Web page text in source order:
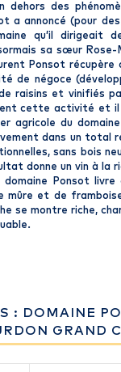
dehors des
a annoncé (pour
qu’il dirigeait
sa sœur Rose-
Ponsot récupère
de négoce
raisins et vinifiés
cette activité et il
agricole du
dans un total
sans bois
donne un vin à la
domaine Ponsot
mûre et de
se montre riche,
: DOMAINE
GRAND